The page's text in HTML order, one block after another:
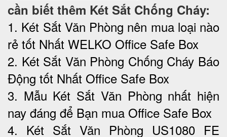
cần biết thêm Két Sắt Chống Cháy:
1. Két Sắt Văn Phòng nên mua loại nào
rẻ tốt Nhất WELKO Office Safe Box
2. Két Sắt Văn Phòng Chống Cháy Báo
Động tốt Nhất Office Safe Box
3. Mẫu Két Sắt Văn Phòng nhất hiện
nay đáng để Bạn mua Office Safe Box
4. Két Sắt Văn Phòng US1080 FE